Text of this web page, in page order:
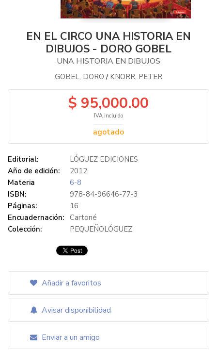
EN EL CIRCO UNA HISTORIA EN
DIBUJOS - DORO GOBEL
UNA HISTORIA EN DIBUJOS
GOBEL, DORO / KNORR, PETER
$ 95,000.00
IVA incluido
agotado
Editorial:
LÓGUEZ EDICIONES
Año de edición:
2012
Materia
6-8
ISBN:
978-84-96646-77-3
Páginas:
16
Encuadernación: Cartoné
Colección:
PEQUEÑOLÓGUEZ
Añadir a favoritos
Avisar disponibilidad
Enviar a un amigo